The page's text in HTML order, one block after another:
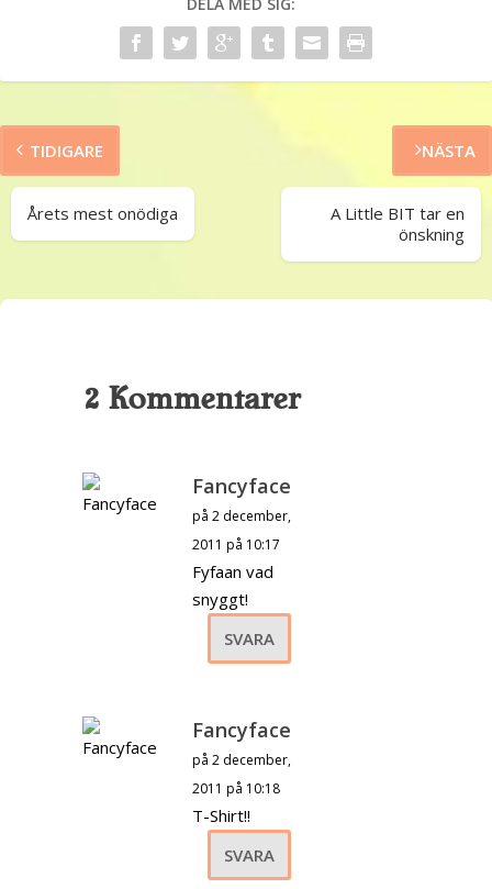
TIDIGARE
Årets mest onödiga
NÄSTA
A Little BIT tar en
önskning
2 Kommentarer
Fancyface
på 2 december,
2011 på 10:17
Fyfaan vad
snyggt!
SVARA
Fancyface
på 2 december,
2011 på 10:18
T-Shirt!!
SVARA